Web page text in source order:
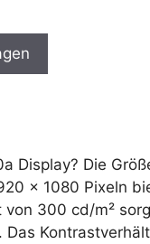
Display? Die
x 1080 Pixeln
300 cd/m²